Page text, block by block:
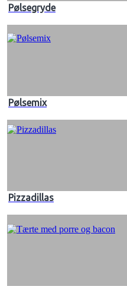
Pølsegryde
Pølsemix
Pizzadillas